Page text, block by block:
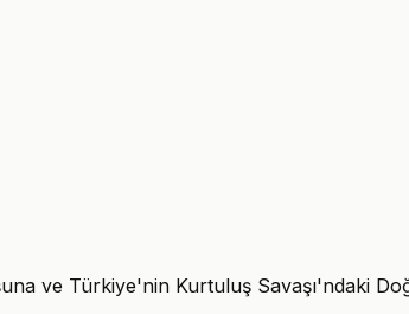
ve Türkiye'nin Kurtuluş Savaşı'ndaki